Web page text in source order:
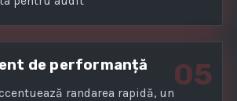
05
de performanță
randarea rapidă, un